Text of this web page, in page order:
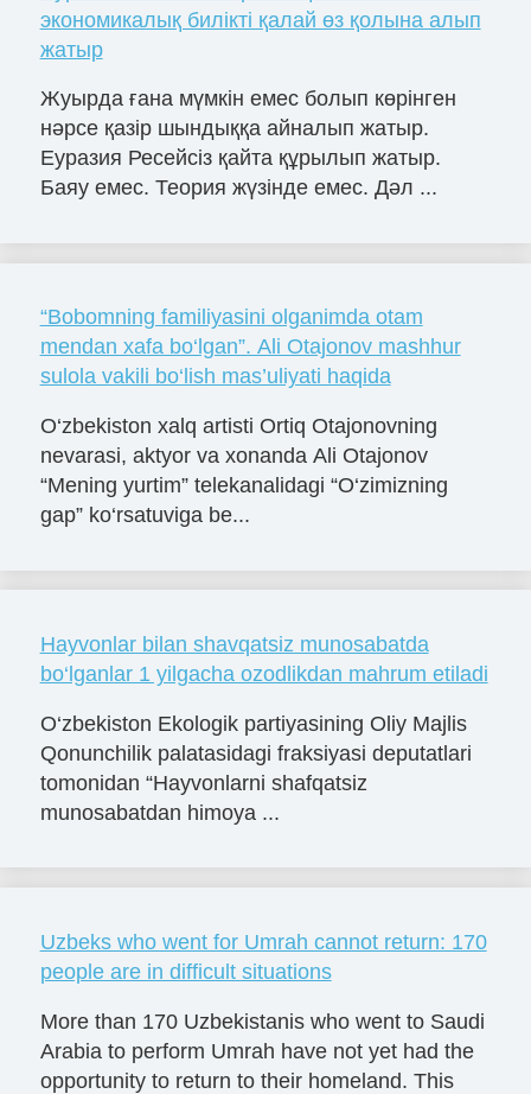
экономикалық билікті қалай өз қолына алып
жатыр
Жуырда ғана мүмкін емес болып көрінген
нәрсе қазір шындыққа айналып жатыр.
Еуразия Ресейсіз қайта құрылып жатыр.
Баяу емес. Теория жүзінде емес. Дәл ...
“Bobomning familiyasini olganimda otam
mendan xafa bo‘lgan”. Ali Otajonov mashhur
sulola vakili bo‘lish mas’uliyati haqida
O‘zbekiston xalq artisti Ortiq Otajonovning
nevarasi, aktyor va xonanda Ali Otajonov
“Mening yurtim” telekanalidagi “O‘zimizning
gap” ko‘rsatuviga be...
Hayvonlar bilan shavqatsiz munosabatda
bo‘lganlar 1 yilgacha ozodlikdan mahrum etiladi
O‘zbekiston Ekologik partiyasining Oliy Majlis
Qonunchilik palatasidagi fraksiyasi deputatlari
tomonidan “Hayvonlarni shafqatsiz
munosabatdan himoya ...
Uzbeks who went for Umrah cannot return: 170
people are in difficult situations
More than 170 Uzbekistanis who went to Saudi
Arabia to perform Umrah have not yet had the
opportunity to return to their homeland. This